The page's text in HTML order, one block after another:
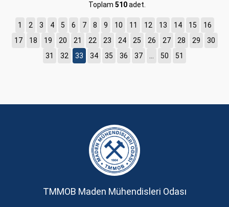
Toplam 510adet.
1 2 3 4 5 6 7 8 9 10 11 12 13 14 15
16
17
18 19 20 21 22 23 24 25 26 27 28 29
30
31
32 33 34 35 36 37 50 51
TMMOB Maden Mühendisleri Odası